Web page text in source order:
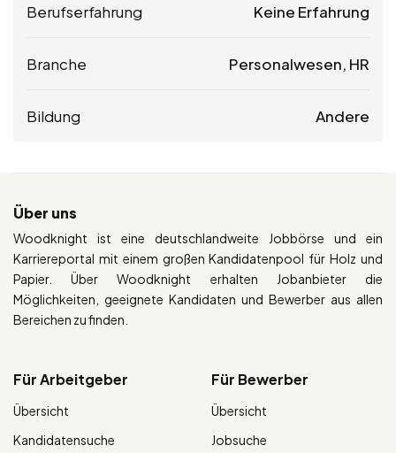
Berufserfahrung Keine Erfahrung
Branche Personalwesen, HR
Bildung Andere
Über uns
Woodknight ist eine deutschlandweite Jobbörse und ein
Karriereportal mit einem großen Kandidatenpool für Holz und
Papier. Über Woodknight erhalten Jobanbieter die
Möglichkeiten, geeignete Kandidaten und Bewerber aus allen
Bereichen zu finden.
Für Arbeitgeber
Übersicht
Kandidatensuche
Für Bewerber
Übersicht
Jobsuche